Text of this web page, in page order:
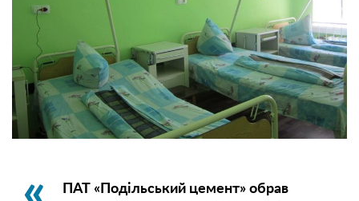
ПАТ «Подільський цемент» обрав